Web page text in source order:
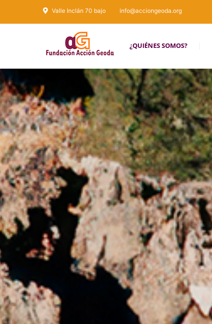
Valle Inclán 70 bajo info@acciongeoda.org
¿QUIÉNES SOMOS?